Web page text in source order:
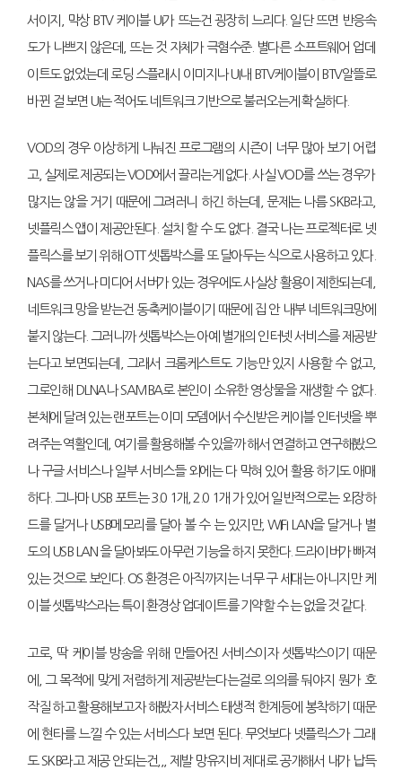
서이지, 막상 BTV 케이블 UI가 뜨는건 굉장히 느리다. 일단 뜨면 반응속
도가 나쁘지 않은데, 뜨는 것 자체가 극혐수준. 별다른 소프트웨어 업데
이트도 없었는데 로딩 스플래시 이미지나 UI내 BTV케이블이 BTV알뜰로
바뀐 걸 보면 UI는 적어도 네트워크 기반으로 불러오는게 확실하다.
VOD의 경우 이상하게 나눠진 프로그램의 시즌이 너무 많아 보기 어렵
고, 실제로 제공되는 VOD에서 끌리는게 없다. 사실 VOD를 쓰는 경우가
많지는 않을 거기 때문에 그려러니 하긴 하는데, 문제는 나름 SKB라고,
넷플릭스 앱이 제공안된다. 설치 할 수 도 없다. 결국 나는 프로젝터로 넷
플릭스를 보기 위해 OTT 셋톱박스를 또 달아두는 식으로 사용하고 있다.
NAS를 쓰거나 미디어 서버가 있는 경우에도 사실상 활용이 제한되는데,
네트워크 망을 받는건 동축케이블이기 때문에 집 안 내부 네트워크망에
붙지 않는다. 그러니까 셋톱박스는 아예 별개의 인터넷 서비스를 제공받
는다고 보면되는데, 그래서 크롬케스트도 기능만 있지 사용할 수 없고,
그로인해 DLNA나 SAMBA로 본인이 소유한 영상물을 재생할 수 없다.
본체에 달려 있는 랜포트는 이미 모뎀에서 수신받은 케이블 인터넷을 뿌
려주는 역활인데, 여기를 활용해볼 수 있을까 해서 연결하고 연구해봤으
나 구글 서비스나 일부 서비스들 외에는 다 막혀 있어 활용 하기도 애매
하다. 그나마 USB 포트는 3.0 1개, 2.0 1개 가 있어 일반적으로는 외장하
드를 달거나 USB메모리를 달아 볼 수 는 있지만, WIFI LAN을 달거나 별
도의 USB LAN 을 달아봐도 아무런 기능을 하지 못한다. 드라이버가 빠져
있는 것으로 보인다. OS 환경은 아직까지는 너무 구 세대는 아니지만 케
이블 셋톱박스라는 특이 환경상 업데이트를 기약할 수 는 없을 것 같다.
고로, 딱 케이블 방송을 위해 만들어진 서비스이자 셋톱박스이기 때문
에, 그 목적에 맞게 저렴하게 제공받는다는걸로 의의를 둬야지 뭔가 호
작질 하고 활용해보고자 해봤자 서비스 태생적 한계등에 봉착하기 때문
에 현타를 느낄 수 있는 서비스다 보면 된다. 무엇보다 넷플릭스가 그래
도 SKB라고 제공 안되는건,,, 제발 망유지비 제대로 공개해서 내가 납득